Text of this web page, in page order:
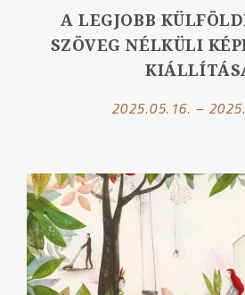
A LEGJOBB
SZÖVEG NÉLKÜLI
2025.05.16. –